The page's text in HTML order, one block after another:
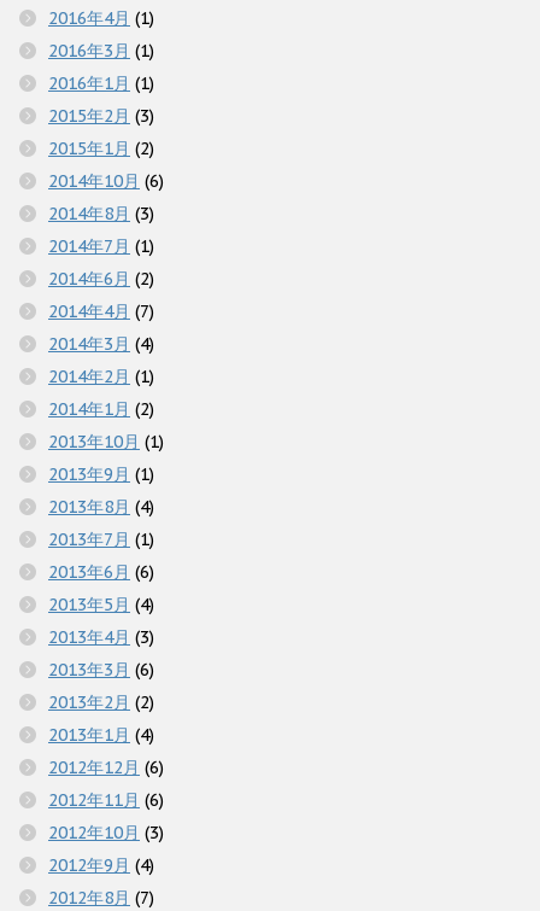
2016年4月 (1)
2016年3月 (1)
2016年1月 (1)
2015年2月 (3)
2015年1月 (2)
2014年10月 (6)
2014年8月 (3)
2014年7月 (1)
2014年6月 (2)
2014年4月 (7)
2014年3月 (4)
2014年2月 (1)
2014年1月 (2)
2013年10月 (1)
2013年9月 (1)
2013年8月 (4)
2013年7月 (1)
2013年6月 (6)
2013年5月 (4)
2013年4月 (3)
2013年3月 (6)
2013年2月 (2)
2013年1月 (4)
2012年12月 (6)
2012年11月 (6)
2012年10月 (3)
2012年9月 (4)
2012年8月 (7)